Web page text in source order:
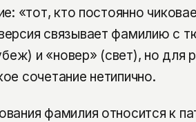
«тот, кто постоянно
связывает фамилию с
и «новер» (свет), но для
сочетание нетипично.
фамилия относится к